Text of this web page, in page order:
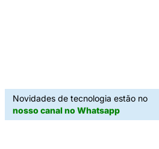
Novidades de tecnologia estão no
nosso canal no Whatsapp